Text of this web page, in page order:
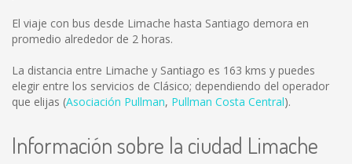
El viaje con bus desde Limache hasta Santiago demora en
promedio alrededor de 2 horas.
La distancia entre Limache y Santiago es 163 kms y puedes
elegir entre los servicios de Clásico; dependiendo del operador
que elijas (Asociación Pullman, Pullman Costa Central).
Información sobre la ciudad Limache